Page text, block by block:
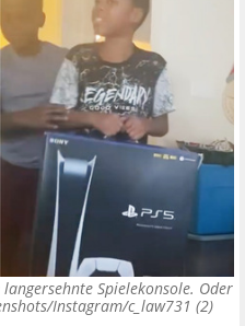
Spielekonsole. Oder
Instagram/c_law731 (2)